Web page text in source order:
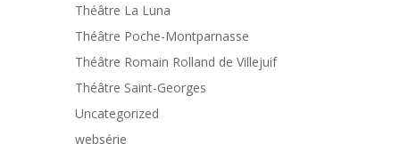
Théâtre La Luna
Théâtre Poche-Montparnasse
Théâtre Romain Rolland de Villejuif
Théâtre Saint-Georges
Uncategorized
websérie